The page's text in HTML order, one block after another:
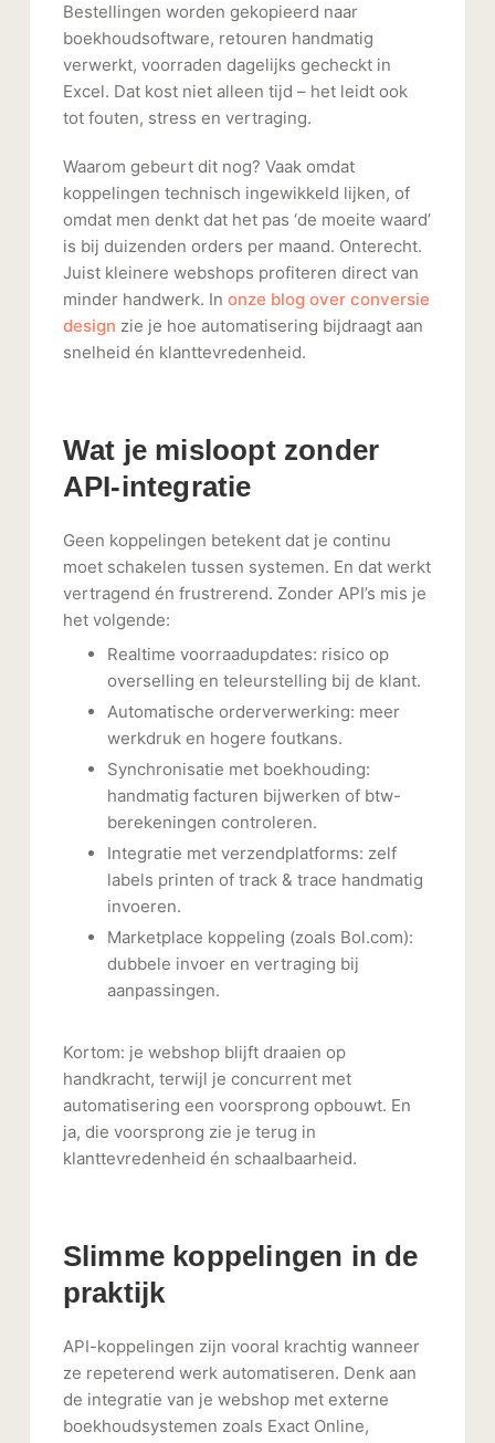
Bestellingen worden gekopieerd naar
boekhoudsoftware, retouren handmatig
verwerkt, voorraden dagelijks gecheckt in
Excel. Dat kost niet alleen tijd – het leidt ook
tot fouten, stress en vertraging.
Waarom gebeurt dit nog? Vaak omdat
koppelingen technisch ingewikkeld lijken, of
omdat men denkt dat het pas ‘de moeite waard’
is bij duizenden orders per maand. Onterecht.
Juist kleinere webshops profiteren direct van
minder handwerk. In onze blog over conversie
design zie je hoe automatisering bijdraagt aan
snelheid én klanttevredenheid.
Wat je misloopt zonder
API-integratie
Geen koppelingen betekent dat je continu
moet schakelen tussen systemen. En dat werkt
vertragend én frustrerend. Zonder API’s mis je
het volgende:
Realtime voorraadupdates: risico op
overselling en teleurstelling bij de klant.
Automatische orderverwerking: meer
werkdruk en hogere foutkans.
Synchronisatie met boekhouding:
handmatig facturen bijwerken of btw-
berekeningen controleren.
Integratie met verzendplatforms: zelf
labels printen of track & trace handmatig
invoeren.
Marketplace koppeling (zoals Bol.com):
dubbele invoer en vertraging bij
aanpassingen.
Kortom: je webshop blijft draaien op
handkracht, terwijl je concurrent met
automatisering een voorsprong opbouwt. En
ja, die voorsprong zie je terug in
klanttevredenheid én schaalbaarheid.
Slimme koppelingen in de
praktijk
API-koppelingen zijn vooral krachtig wanneer
ze repeterend werk automatiseren. Denk aan
de integratie van je webshop met externe
boekhoudsystemen zoals Exact Online,